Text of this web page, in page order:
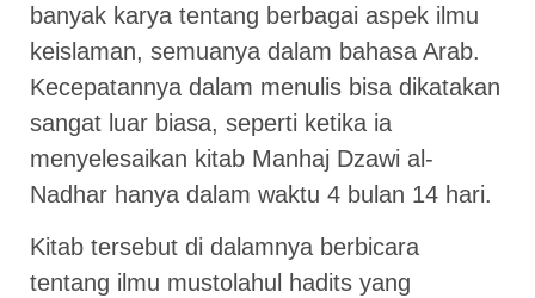
banyak karya tentang berbagai aspek ilmu
keislaman, semuanya dalam bahasa Arab.
Kecepatannya dalam menulis bisa dikatakan
sangat luar biasa, seperti ketika ia
menyelesaikan kitab Manhaj Dzawi al-
Nadhar hanya dalam waktu 4 bulan 14 hari.
Kitab tersebut di dalamnya berbicara
tentang ilmu mustolahul hadits yang